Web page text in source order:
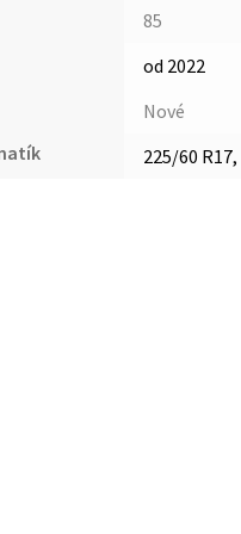
85
od 2022
Nové
225/60